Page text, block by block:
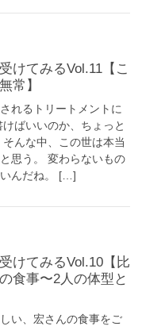
常】
れるトリートメントに
ばいいのか、ちょっと
んな中、この世は本当
思う。 変わらないもの
んだね。 […]
食事〜2人の体型と
い、宏さんの食事をご